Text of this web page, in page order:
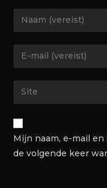
Mijn naam, e-mail
de volgende keer